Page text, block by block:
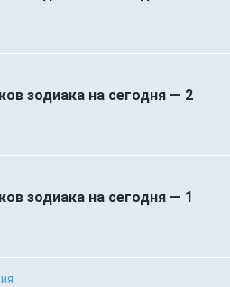
зодиака на сегодня — 2
зодиака на сегодня — 1